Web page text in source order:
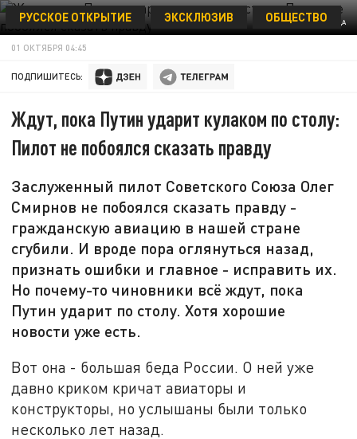
КОЛЛАЖ ЦАРЬГРАДА
РУССКОЕ ОТКРЫТИЕ ЭКСКЛЮЗИВ ОБЩЕСТВО
01 ОКТЯБРЯ 04:45
ПОДПИШИТЕСЬ:
Ждут, пока Путин ударит кулаком по столу:
Пилот не побоялся сказать правду
Заслуженный пилот Советского Союза Олег
Смирнов не побоялся сказать правду -
гражданскую авиацию в нашей стране
сгубили. И вроде пора оглянуться назад,
признать ошибки и главное - исправить их.
Но почему-то чиновники всё ждут, пока
Путин ударит по столу. Хотя хорошие
новости уже есть.
Вот она - большая беда России. О ней уже
давно криком кричат авиаторы и
конструкторы, но услышаны были только
несколько лет назад.